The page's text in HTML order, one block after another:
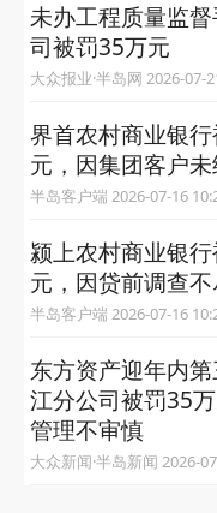
未办工程质量监
司被罚35万元
大众报业·半岛网
界首农村商业银
元，因集团客户
半岛客户端 2026-07-16
颍上农村商业银
元，因贷前调查
半岛客户端 2026-07-16
东方资产迎年内
江分公司被罚35
管理不审慎
大众新闻·半岛